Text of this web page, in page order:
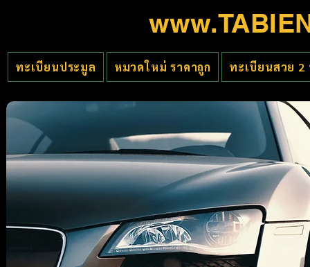
ทะเบียนประมูล หมวดใหม่ ราคาถูก ทะเบียนสวย 2
VP Product